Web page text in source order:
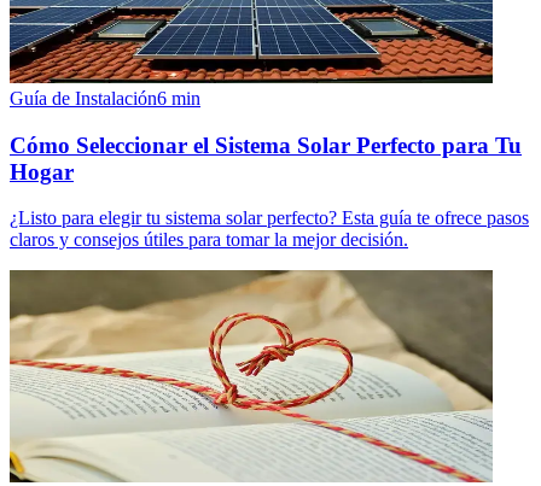
Guía de Instalación6 min
Cómo Seleccionar el Sistema Solar Perfecto para Tu
Hogar
¿Listo para elegir tu sistema solar perfecto? Esta guía te ofrece pasos
claros y consejos útiles para tomar la mejor decisión.